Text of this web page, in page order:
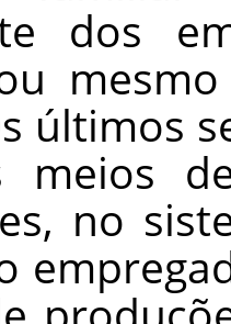
dos
últimos
meios
no